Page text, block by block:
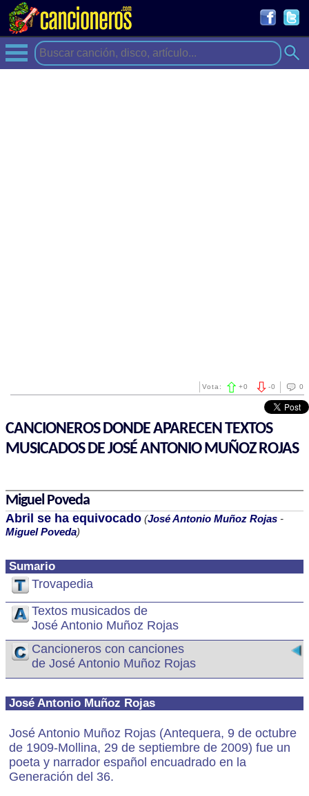
0
-0
Vota: +0
CANCIONEROS DONDE APARECEN TEXTOS
MUSICADOS DE JOSÉ ANTONIO MUÑOZ ROJAS
Sumario
Trovapedia
Textos musicados de
José Antonio Muñoz Rojas
Cancioneros con canciones
de José Antonio Muñoz Rojas
José Antonio Muñoz Rojas
José Antonio Muñoz Rojas (Antequera, 9 de octubre
de 1909-Mollina, 29 de septiembre de 2009) fue un
poeta y narrador español encuadrado en la
Generación del 36.
Miguel Poveda
Abril se ha equivocado (José Antonio Muñoz Rojas -
Miguel Poveda)